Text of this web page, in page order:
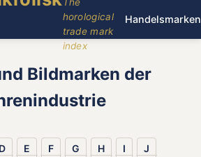
horological
trade mark
index
Handelsmarken
Bildmarken der
D E F G H I J